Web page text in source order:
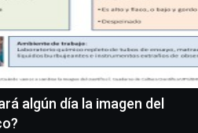
algún día la imagen del